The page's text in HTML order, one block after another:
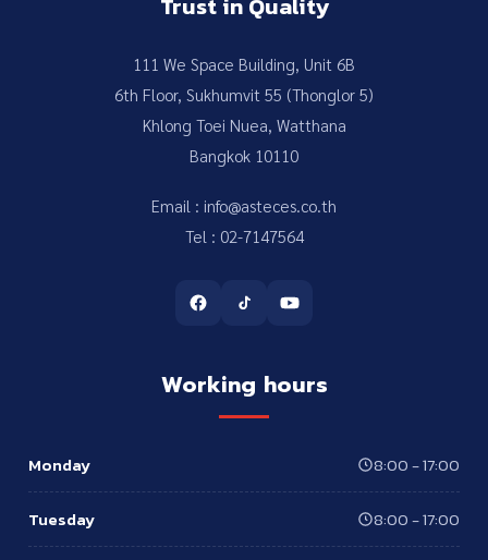
111 We Space Building, Unit 6B
6th Floor, Sukhumvit 55 (Thonglor 5)
Khlong Toei Nuea, Watthana
Bangkok 10110
Email : info@asteces.co.th
Tel : 02-7147564
Working hours
Monday 8:00 - 17:00
Tuesday 8:00 - 17:00